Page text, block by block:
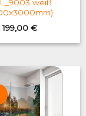
weiß
199,00€